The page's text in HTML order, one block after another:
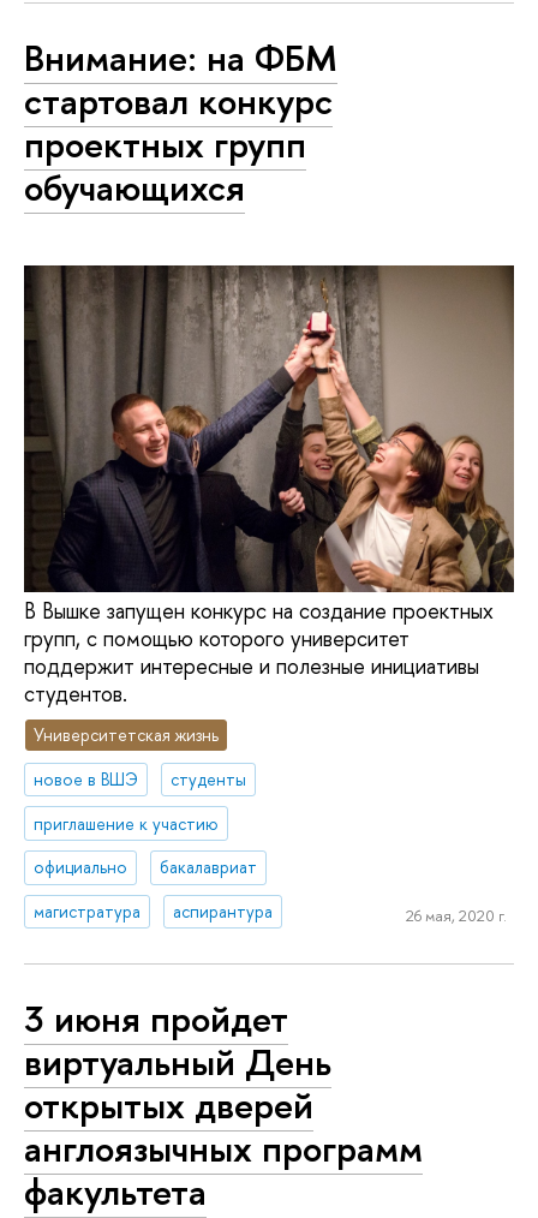
Внимание: на ФБМ
стартовал конкурс
проектных групп
обучающихся
В Вышке запущен конкурс на создание проектных
групп, с помощью которого университет
поддержит интересные и полезные инициативы
студентов.
Университетская жизнь
новое в ВШЭ
студенты
приглашение к участию
официально
бакалавриат
магистратура
аспирантура 26 мая, 2020 г.
3 июня пройдет
виртуальный День
открытых дверей
англоязычных программ
факультета